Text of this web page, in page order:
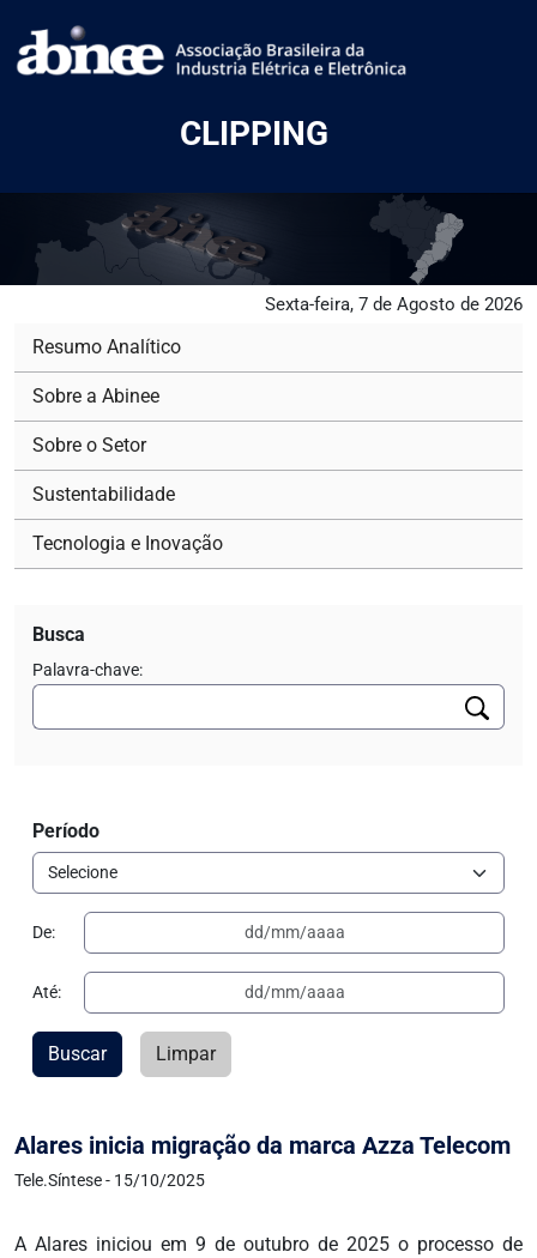
CLIPPING
Sexta-feira, 7 de Agosto de 2026
Alares inicia migração da marca Azza Telecom
Tele.Síntese - 15/10/2025
A Alares iniciou em 9 de outubro de 2025 o processo de
Resumo Analítico
Sobre a Abinee
Sobre o Setor
Sustentabilidade
Tecnologia e Inovação
Busca
Palavra-chave:
Período
De:
Até:
Buscar Limpar